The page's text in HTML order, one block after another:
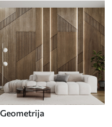
Geometrija